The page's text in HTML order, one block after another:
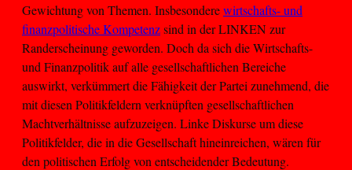
Gewichtung von Themen. Insbesonderewirtschafts- und
finanzpolitische Kompetenzsind in der LINKEN zur
Randerscheinung geworden. Doch da sich die Wirtschafts-
und Finanzpolitik auf alle gesellschaftlichen Bereiche
auswirkt, verkümmert die Fähigkeit der Partei zunehmend, die
mit diesen Politikfeldern verknüpften gesellschaftlichen
Machtverhältnisse aufzuzeigen. Linke Diskurse um diese
Politikfelder, die in die Gesellschaft hineinreichen, wären für
den politischen Erfolg von entscheidender Bedeutung.